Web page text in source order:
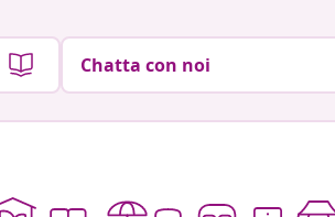
Chatta con noi